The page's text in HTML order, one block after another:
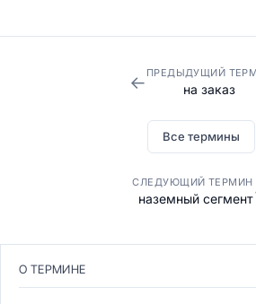
← ПРЕДЫДУЩИЙ
на заказ
Все термины
СЛЕДУЮЩИЙ ТЕРМИН
наземный сегмент
О ТЕРМИНЕ